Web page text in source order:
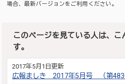
場合、最新バージョンをご利用ください。
このページを見ている人は、
す。
2017年5月1日更新
広報ましき 2017年5月号 （第483